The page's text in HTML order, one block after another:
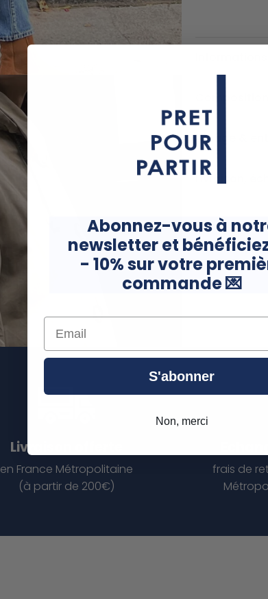
Lavage &
Livraison,
Livraison offerte
en France Métropolitaine
(à partir de 200€)
frais de
Abonnez-vous à
newsletter et
- 10% sur votre
commande💌
Email
S'abonner
Non, merci